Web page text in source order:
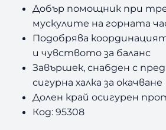
Добър помощник при
мускулите на горната
Подобрява
и чувството за баланс
Завършек, снабден с
сигурна халка за окачване
Долен край осигурен
Код: 95308